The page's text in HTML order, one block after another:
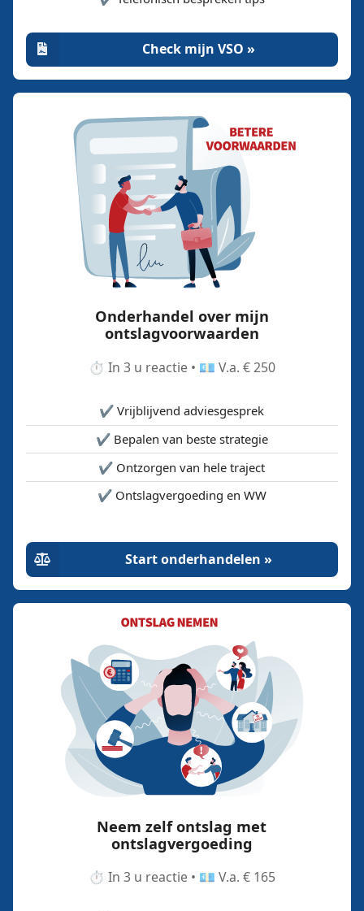
Check mijn VSO »
Onderhandel over mijn
ontslagvoorwaarden
⏱️ In 3 u reactie • 💶 V.a. € 250
✔️ Vrijblijvend adviesgesprek
✔️ Bepalen van beste strategie
✔️ Ontzorgen van hele traject
✔️ Ontslagvergoeding en WW
Start onderhandelen »
Neem zelf ontslag met
ontslagvergoeding
⏱️ In 3 u reactie • 💶 V.a. € 165